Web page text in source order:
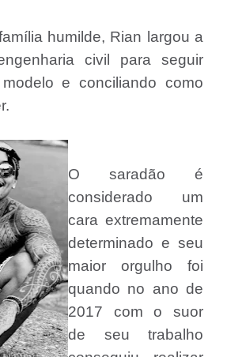
humilde, Rian largou a
civil para seguir
e conciliando como
O saradão é
considerado um
cara extremamente
determinado e seu
maior orgulho foi
quando no ano de
2017 com o suor
de seu trabalho